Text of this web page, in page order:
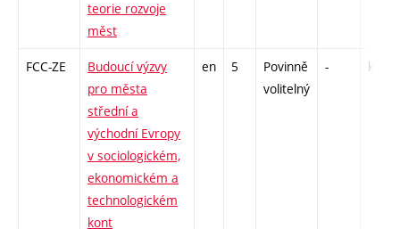
teorie rozvoje
měst
FCC-ZE
Budoucí výzvy
pro města
střední a
východní Evropy
v sociologickém,
ekonomickém a
technologickém
kont
en 5
Povinně
volitelný
- kl